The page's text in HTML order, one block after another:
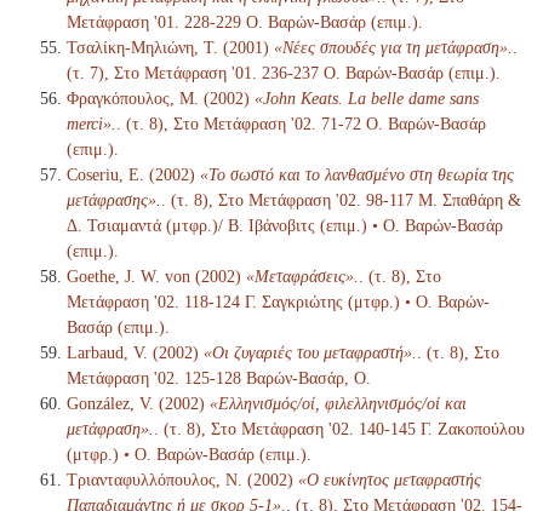
Μετάφραση '01. 228-229 Ο. Βαρών-Βασάρ (επιμ.).
Τσαλίκη-Μηλιώνη, Τ. (2001) «Νέες σπουδές για τη μετάφραση».
(τ. 7), Στο Μετάφραση '01. 236-237 Ο. Βαρών-Βασάρ (επιμ.).
Φραγκόπουλος, Μ. (2002) «John Keats. La belle dame sans
merci».
. (τ. 8), Στο Μετάφραση '02. 71-72 Ο. Βαρών-Βασάρ
(επιμ.).
Coseriu, E. (2002) «Το σωστό και το λανθασμένο στη θεωρία της
μετάφρασης».
. (τ. 8), Στο Μετάφραση '02. 98-117 Μ. Σπαθάρη &
Δ. Τσιαμαντά (μτφρ.)/ Β. Ιβάνοβιτς (επιμ.) • Ο. Βαρών-Βασάρ
(επιμ.).
Goethe, J. W. von (2002) «Μεταφράσεις».
. (τ. 8), Στο
Μετάφραση '02. 118-124 Γ. Σαγκριώτης (μτφρ.) • Ο. Βαρών-
Βασάρ (επιμ.).
Larbaud, V. (2002) «Οι ζυγαριές του μεταφραστή».
. (τ. 8), Στο
Μετάφραση '02. 125-128 Βαρών-Βασάρ, Ο.
González, V. (2002) «Ελληνισμός/οί, φιλελληνισμός/οί και
μετάφραση».
. (τ. 8), Στο Μετάφραση '02. 140-145 Γ. Ζακοπούλου
(μτφρ.) • Ο. Βαρών-Βασάρ (επιμ.).
Τριανταφυλλόπουλος, Ν. (2002) «Ο ευκίνητος μεταφραστής
Παπαδιαμάντης ή με σκορ 5-1».
. (τ. 8), Στο Μετάφραση '02. 154-